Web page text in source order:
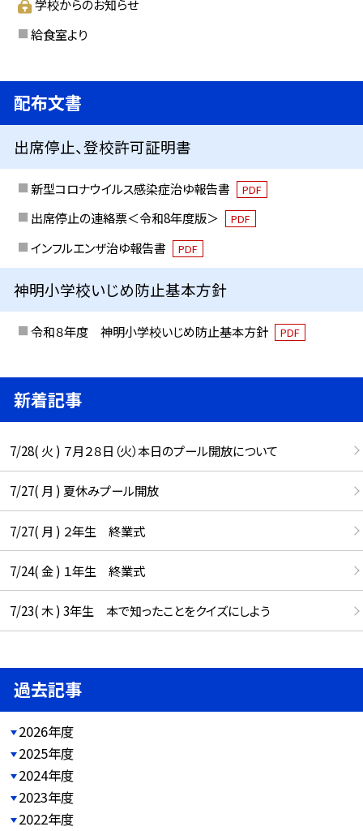
学校からのお知らせ
給食室より
配布文書
出席停止、登校許可証明書
新型コロナウイルス感染症治ゆ報告書 PDF
出席停止の連絡票＜令和8年度版＞ PDF
インフルエンザ治ゆ報告書 PDF
神明小学校いじめ防止基本方針
令和８年度 神明小学校いじめ防止基本方針 PDF
新着記事
7/28( 火 ) ７月２８日（火）本日のプール開放について
7/27( 月 ) 夏休みプール開放
7/27( 月 ) ２年生 終業式
7/24( 金 ) １年生 終業式
7/23( 木 ) 3年生 本で知ったことをクイズにしよう
過去記事
2026年度
2025年度
2024年度
2023年度
2022年度